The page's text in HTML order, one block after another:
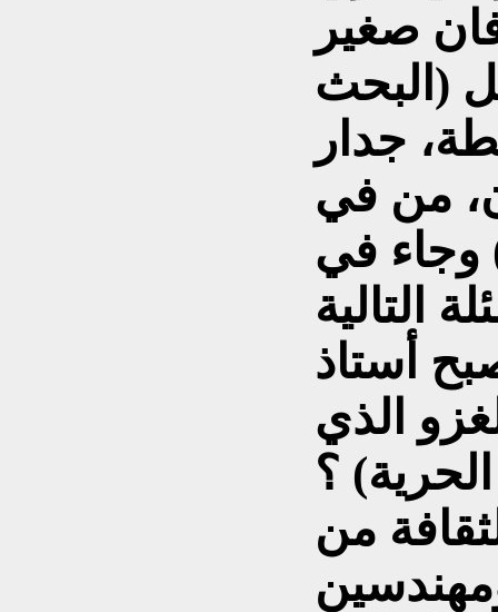
على 15 فصل (البحث
جدار
من في
وجاء في
أستاذ
الذي
؟
من